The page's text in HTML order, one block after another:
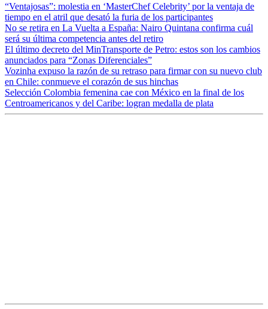
“Ventajosas”: molestia en ‘MasterChef Celebrity’ por la ventaja de
tiempo en el atril que desató la furia de los participantes
No se retira en La Vuelta a España: Nairo Quintana confirma cuál
será su última competencia antes del retiro
El último decreto del MinTransporte de Petro: estos son los cambios
anunciados para “Zonas Diferenciales”
Vozinha expuso la razón de su retraso para firmar con su nuevo club
en Chile: conmueve el corazón de sus hinchas
Selección Colombia femenina cae con México en la final de los
Centroamericanos y del Caribe: logran medalla de plata